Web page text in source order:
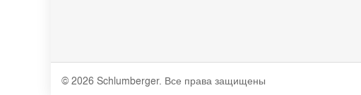
© 2026 Schlumberger. Все права защищены